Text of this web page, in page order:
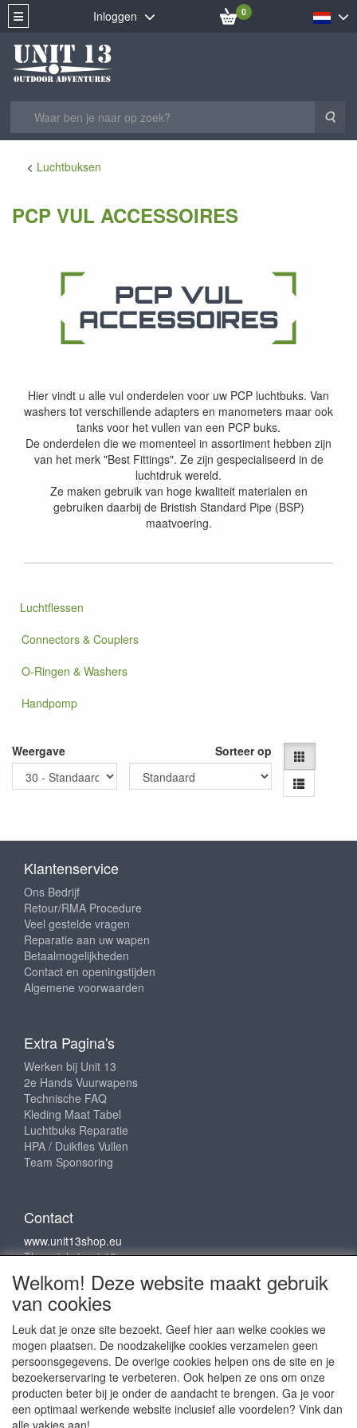
Inloggen 0
Luchtbuksen
PCP VUL ACCESSOIRES
Hier vindt u alle vul onderdelen voor uw PCP luchtbuks. Van
washers tot verschillende adapters en manometers maar ook
tanks voor het vullen van een PCP buks.
De onderdelen die we momenteel in assortiment hebben zijn
van het merk "Best Fittings". Ze zijn gespecialiseerd in de
luchtdruk wereld.
Ze maken gebruik van hoge kwaliteit materialen en
gebruiken daarbij de Bristish Standard Pipe (BSP)
maatvoering.
Luchtflessen
Connectors & Couplers
O-Ringen & Washers
Handpomp
Weergave Sorteer op
Klantenservice
Ons Bedrijf
Retour/RMA Procedure
Veel gestelde vragen
Reparatie aan uw wapen
Betaalmogelijkheden
Contact en openingstijden
Algemene voorwaarden
Extra Pagina's
Werken bij Unit 13
2e Hands Vuurwapens
Technische FAQ
Kleding Maat Tabel
Luchtbuks Reparatie
HPA / Duikfles Vullen
Team Sponsoring
Contact
www.unit13shop.eu
Thermiekstraat 12
6361 HB Nuth
info@unit13shop.eu
Sociale media
Welkom! Deze website maakt gebruik
van cookies
Leuk dat je onze site bezoekt. Geef hier aan welke cookies we
mogen plaatsen. De noodzakelijke cookies verzamelen geen
persoonsgegevens. De overige cookies helpen ons de site en je
bezoekerservaring te verbeteren. Ook helpen ze ons om onze
producten beter bij je onder de aandacht te brengen. Ga je voor
een optimaal werkende website inclusief alle voordelen? Vink dan
alle vakjes aan!